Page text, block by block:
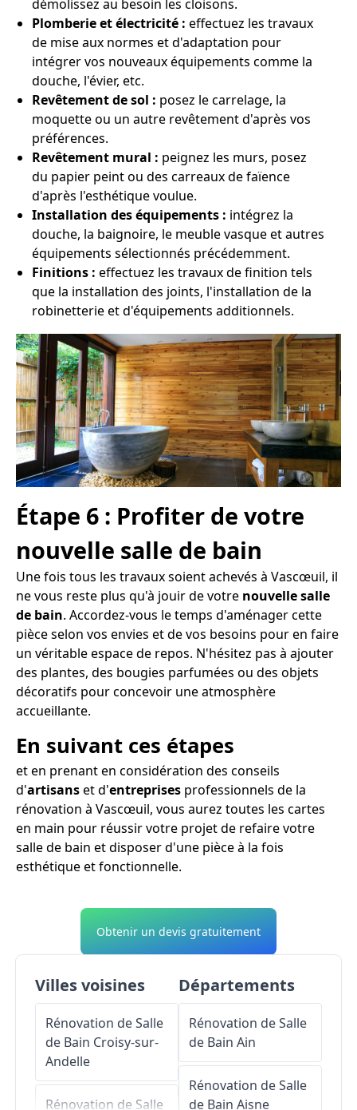
démolissez au besoin les cloisons.
Plomberie et électricité : effectuez les travaux
de mise aux normes et d'adaptation pour
intégrer vos nouveaux équipements comme la
douche, l'évier, etc.
Revêtement de sol : posez le carrelage, la
moquette ou un autre revêtement d'après vos
préférences.
Revêtement mural : peignez les murs, posez
du papier peint ou des carreaux de faïence
d'après l'esthétique voulue.
Installation des équipements : intégrez la
douche, la baignoire, le meuble vasque et autres
équipements sélectionnés précédemment.
Finitions : effectuez les travaux de finition tels
que la installation des joints, l'installation de la
robinetterie et d'équipements additionnels.
Étape 6 : Profiter de votre
nouvelle salle de bain
Une fois tous les travaux soient achevés à Vascœuil, il
ne vous reste plus qu'à jouir de votre nouvelle salle
de bain. Accordez-vous le temps d'aménager cette
pièce selon vos envies et de vos besoins pour en faire
un véritable espace de repos. N'hésitez pas à ajouter
des plantes, des bougies parfumées ou des objets
décoratifs pour concevoir une atmosphère
accueillante.
En suivant ces étapes
et en prenant en considération des conseils
d'artisanset d'entreprises professionnels de la
rénovation à Vascœuil, vous aurez toutes les cartes
en main pour réussir votre projet de refaire votre
salle de bain et disposer d'une pièce à la fois
esthétique et fonctionnelle.
Obtenir un devis gratuitement
Villes voisines
Rénovation de Salle
de Bain Croisy-sur-
Andelle
Rénovation de Salle
Départements
Rénovation de Salle
de Bain Ain
Rénovation de Salle
de Bain Aisne